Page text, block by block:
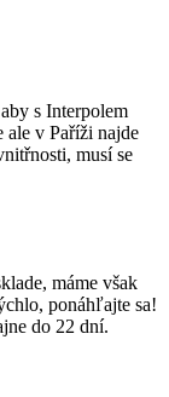
s Interpolem
v Paříži najde
musí se
máme však
ponáhľajte sa!
do 22 dní.